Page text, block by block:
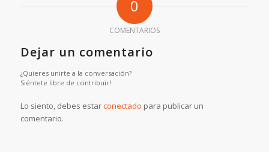
0
COMENTARIOS
Dejar un comentario
¿Quieres unirte a la conversación?
Siéntete libre de contribuir!
Lo siento, debes estarconectado para publicar un
comentario.